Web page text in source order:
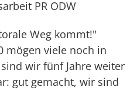
PR ODW
Weg kommt!"
mögen viele noch in
wir fünf Jahre weiter
gut gemacht, wir sind